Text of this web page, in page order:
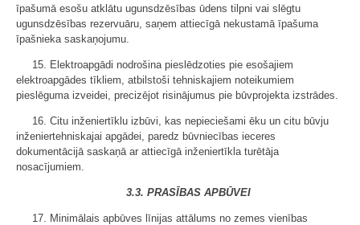
īpašumā esošu atklātu ugunsdzēsības ūdens tilpni vai slēgtu
ugunsdzēsības rezervuāru, saņem attiecīgā nekustamā īpašuma
īpašnieka saskaņojumu.
15. Elektroapgādi nodrošina pieslēdzoties pie esošajiem
elektroapgādes tīkliem, atbilstoši tehniskajiem noteikumiem
pieslēguma izveidei, precizējot risinājumus pie būvprojekta izstrādes.
16. Citu inženiertīklu izbūvi, kas nepieciešami ēku un citu būvju
inženiertehniskajai apgādei, paredz būvniecības ieceres
dokumentācijā saskaņā ar attiecīgā inženiertīkla turētāja
nosacījumiem.
3.3. PRASĪBAS APBŪVEI
17. Minimālais apbūves līnijas attālums no zemes vienības